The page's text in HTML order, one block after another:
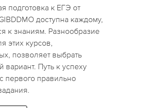
подготовка к ЕГЭ от
доступна каждому,
к знаниям. Разнообразие
этих курсов,
позволяет выбрать
вариант. Путь к успеху
первого правильно